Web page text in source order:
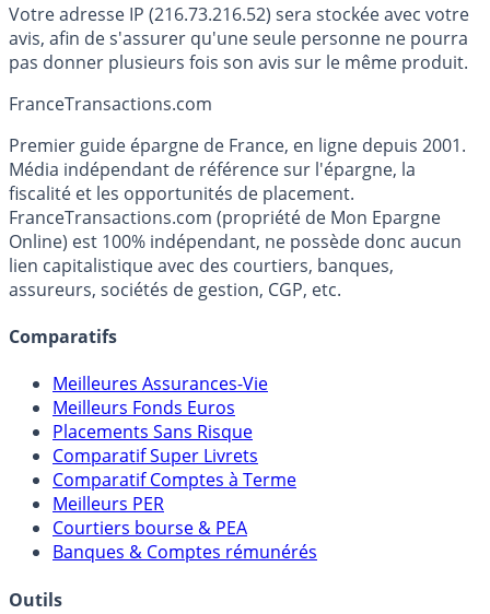
Votre adresse IP (216.73.216.52) sera stockée avec votre
avis, afin de s'assurer qu'une seule personne ne pourra
pas donner plusieurs fois son avis sur le même produit.
FranceTransactions.com
Premier guide épargne de France, en ligne depuis 2001.
Média indépendant de référence sur l'épargne, la
fiscalité et les opportunités de placement.
FranceTransactions.com (propriété de Mon Epargne
Online) est 100% indépendant, ne possède donc aucun
lien capitalistique avec des courtiers, banques,
assureurs, sociétés de gestion, CGP, etc.
Comparatifs
Meilleures Assurances-Vie
Meilleurs Fonds Euros
Placements Sans Risque
Comparatif Super Livrets
Comparatif Comptes à Terme
Meilleurs PER
Courtiers bourse & PEA
Banques & Comptes rémunérés
Outils